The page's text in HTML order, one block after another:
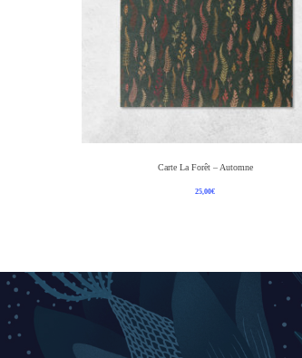
Ajouter Au Panier
Carte La Forêt – Automne
25,00€